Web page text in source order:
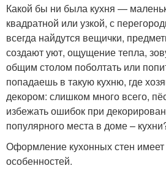
Какой бы ни была кухня —
квадратной или узкой, с
всегда найдутся вещички,
создают уют, ощущение тепла,
общим столом поболтать или
попадаешь в такую кухню, где
декором: слишком много всего,
избежать ошибок при
популярного места в доме –
Оформление кухонных стен имеет
особенностей.